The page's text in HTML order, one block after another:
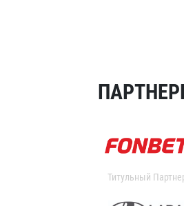
Титульный